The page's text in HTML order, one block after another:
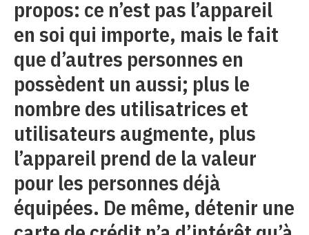
propos: ce n’est pas l’appareil
en soi qui importe, mais le fait
que d’autres personnes en
possèdent un aussi; plus le
nombre des utilisatrices et
utilisateurs augmente, plus
l’appareil prend de la valeur
pour les personnes déjà
équipées. De même, détenir une